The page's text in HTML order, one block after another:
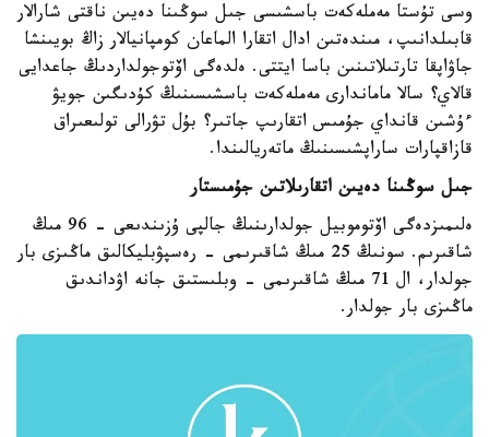
وسى تۇستا مەملەكەت باسشىسى جىل سوڭىنا دەيىن ناقتى شارالار
قابىلدانىپ، مىندەتىن ادال اتقارا الماعان كومپانيالار زاڭ بويىنشا
جاۋاپقا تارتىلاتىنىن باسا ايتتى. ەلدەگى اۆتوجولداردىڭ جاعدايى
قالاي؟ سالا ماماندارى مەملەكەت باسشىسىنىڭ كۇدىگىن جويۋ
ءۇشىن قانداي جۇمىس اتقارىپ جاتىر؟ بۇل تۋرالى تولىعىراق
قازاقپارات ساراپشىسىنىڭ ماتەريالىندا.
جىل سوڭىنا دەيىن اتقارىلاتىن جۇمىستار
ەلىمىزدەگى اۆتوموبيل جولدارىنىڭ جالپى ۇزىندىعى - 96 مىڭ
شاقىرىم. سونىڭ 25 مىڭ شاقىرىمى - رەسپۋبليكالىق ماڭىزى بار
جولدار، ال 71 مىڭ شاقىرىمى - وبلىستىق جانە اۋداندىق
ماڭىزى بار جولدار.